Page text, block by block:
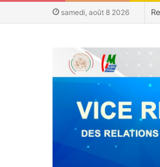
samedi, août 8 2026